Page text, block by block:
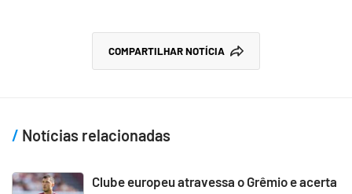
COMPARTILHAR NOTÍCIA
Notícias relacionadas
Clube europeu atravessa o Grêmio e acerta